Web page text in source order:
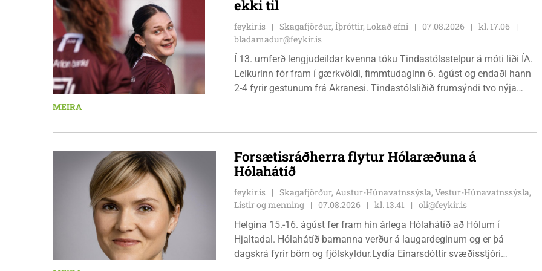
ekki til
feykir.is Skagafjörður, Íþróttir, Lokað efni 07.08.2026
kl. 17.06
bladamadur@feykir.is
Í 13. umferð lengjudeildar kvenna tóku Tindastólsstelpur á móti liði ÍA.
Leikurinn fór fram í gærkvöldi, fimmtudaginn 6. ágúst og endaði hann
2-4 fyrir gestunum frá Akranesi. Tindastólsliðið frumsýndi tvo nýja
MEIRA
Forsætisráðherra flytur Hólaræðuna á
Hólahátíð
feykir.is
Skagafjörður, Austur-Húnavatnssýsla, Vestur-Húnavatnssýsla,
Listir og menning
07.08.2026 kl. 13.41
oli@feykir.is
Helgina 15.-16. ágúst fer fram hin árlega Hólahátíð að Hólum í
Hjaltadal. Hólahátíð barnanna verður á laugardeginum og er þá
dagskrá fyrir börn og fjölskyldur.Lydía Einarsdóttir svæðisstjóri